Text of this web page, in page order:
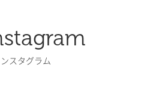
スタグラム